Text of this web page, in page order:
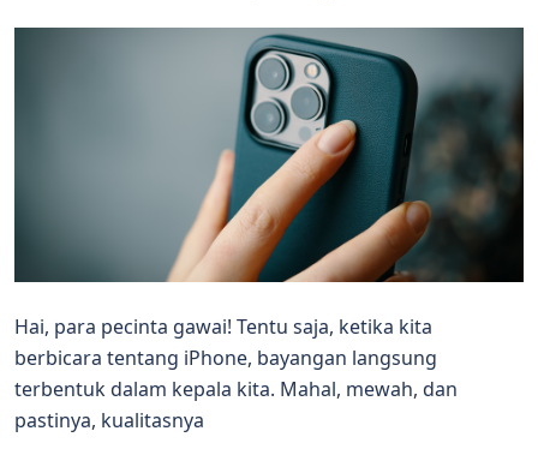
Hai, para pecinta gawai! Tentu saja, ketika kita
berbicara tentang iPhone, bayangan langsung
terbentuk dalam kepala kita. Mahal, mewah, dan
pastinya, kualitasnya